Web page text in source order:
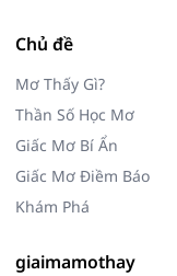
Chủ đề
Mơ Thấy Gì?
Thần Số Học Mơ
Giấc Mơ Bí Ẩn
Giấc Mơ Điềm Báo
Khám Phá
giaimamothay